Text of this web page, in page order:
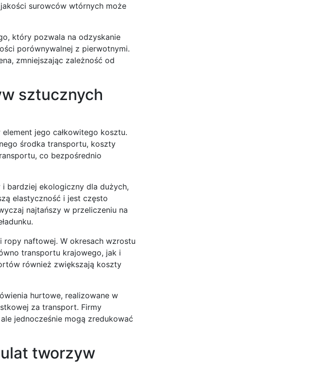
surowców wtórnych może
który pozwala na odzyskanie
porównywalnej z pierwotnymi.
zmniejszając zależność od
sztucznych
jego całkowitego kosztu.
środka transportu, koszty
co bezpośrednio
bardziej ekologiczny dla dużych,
elastyczność i jest często
najtańszy w przeliczeniu na
ropy naftowej. W okresach wzrostu
transportu krajowego, jak i
również zwiększają koszty
hurtowe, realizowane w
za transport. Firmy
jednocześnie mogą zredukować
tworzyw